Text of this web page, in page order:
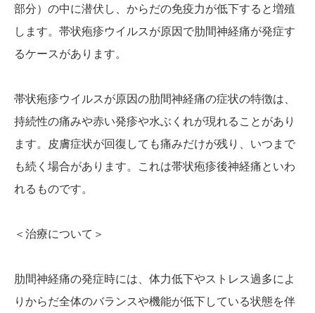
部分）の中に潜伏し、からだの免疫力が低下すると増殖
します。帯状疱疹ウイルスが原因で肋間神経痛が発症す
るケースがあります。
帯状疱疹ウイルスが原因の肋間神経痛の症状の特徴は、
持続性の痛みや赤い発疹や水ぶくれが現れることがあり
ます。皮膚症状が回復しても痛みだけが残り、いつまで
も続く場合があります。これは帯状疱疹後神経痛といわ
れるものです。
＜治療について＞
肋間神経痛の発症時には、体力低下やストレス過多によ
りからだ全体のバランスや機能が低下している状態を伴